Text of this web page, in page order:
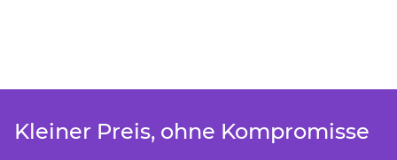
Kleiner Preis, ohne Kompromisse